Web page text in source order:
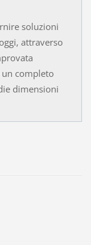
soluzioni
attraverso
completo
dimensioni